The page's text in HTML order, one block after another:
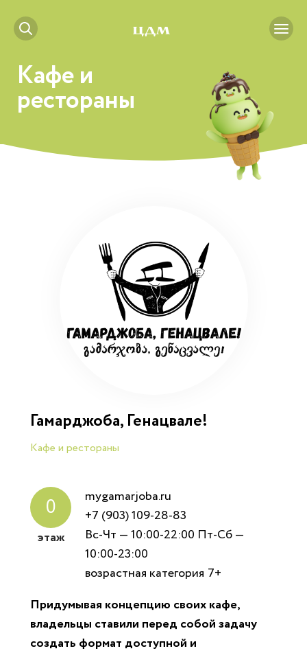
Кафе и
рестораны
Гамарджоба, Генацвале!
Кафе и рестораны
0
этаж
mygamarjoba.ru
+7 (903) 109-28-83
Вс-Чт — 10:00-22:00 Пт-Сб —
10:00-23:00
возрастная категория 7+
Придумывая концепцию своих кафе,
владельцы ставили перед собой задачу
создать формат доступной и